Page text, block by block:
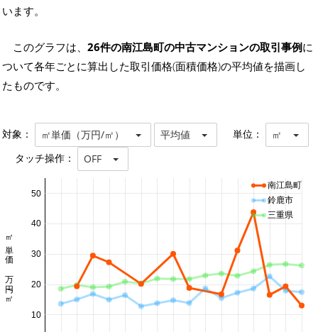
います。
このグラフは、 26件の南江島町の中古マンションの取引事例に
ついて各年ごとに算出した取引価格(面積価格)の平均値を描画し
たものです。
対象： ㎡単価（万円/㎡） 平均値 単位： ㎡
タッチ操作： OFF
10
20
30
40
50
㎡単価 万円/㎡
南江島町
鈴鹿市
三重県